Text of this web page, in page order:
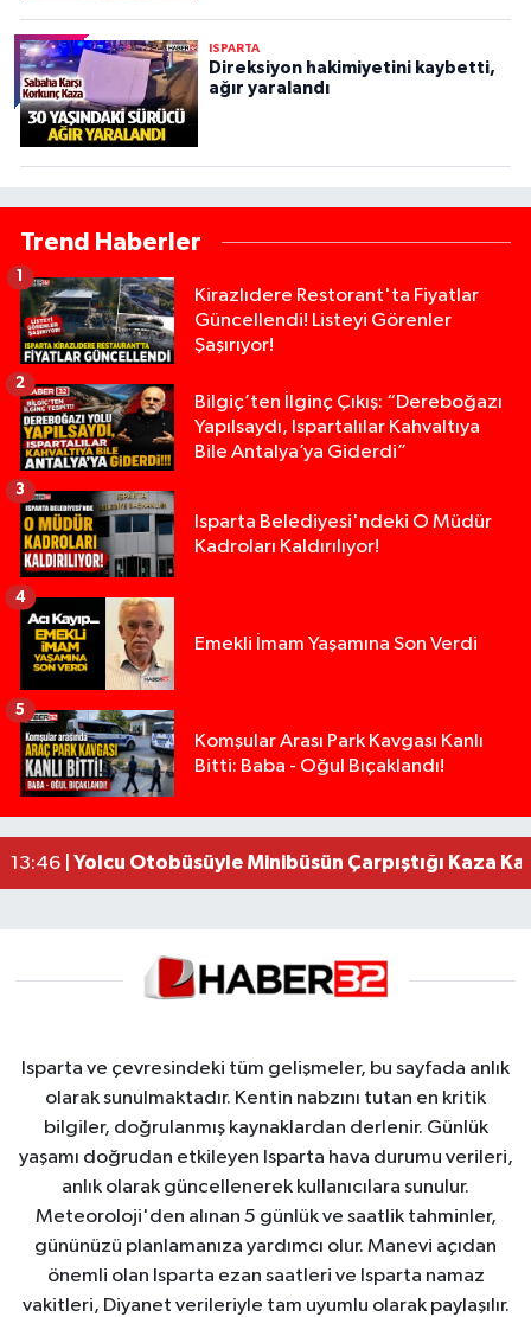
ISPARTA
Direksiyon hakimiyetini kaybetti,
ağır yaralandı
Trend Haberler
Kirazlıdere Restorant'ta Fiyatlar
Güncellendi! Listeyi Görenler
Şaşırıyor!
1
Bilgiç’ten İlginç Çıkış: “Dereboğazı
Yapılsaydı, Ispartalılar Kahvaltıya
Bile Antalya’ya Giderdi”
2
Isparta Belediyesi'ndeki O Müdür
Kadroları Kaldırılıyor!
3
Emekli İmam Yaşamına Son Verdi
4
Komşular Arası Park Kavgası Kanlı
Bitti: Baba - Oğul Bıçaklandı!
5
19:36 |Isparta’da Silah Operasyonu: 165 Tabanca Ele
17:18 |Anız Yangını Kazaya Neden Oldu: 13 Araç
17:08 |Alevlere Teslim Olan Gecekondu Kullanılamaz
13:46 | Yolcu Otobüsüyle Minibüsün Çarpıştığı Kaza
Isparta ve çevresindeki tüm gelişmeler, bu sayfada anlık
olarak sunulmaktadır. Kentin nabzını tutan en kritik
bilgiler, doğrulanmış kaynaklardan derlenir. Günlük
yaşamı doğrudan etkileyen Isparta hava durumu verileri,
anlık olarak güncellenerek kullanıcılara sunulur.
Meteoroloji'den alınan 5 günlük ve saatlik tahminler,
gününüzü planlamanıza yardımcı olur. Manevi açıdan
önemli olan Isparta ezan saatleri ve Isparta namaz
vakitleri, Diyanet verileriyle tam uyumlu olarak paylaşılır.